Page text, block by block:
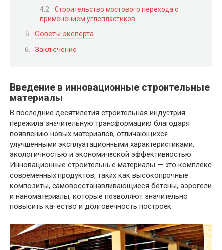
Строительство мостового перехода с
применением углепластиков
Советы эксперта
Заключение
Введение в инновационные строительные
материалы
В последние десятилетия строительная индустрия
пережила значительную трансформацию благодаря
появлению новых материалов, отличающихся
улучшенными эксплуатационными характеристиками,
экологичностью и экономической эффективностью.
Инновационные строительные материалы — это комплекс
современных продуктов, таких как высокопрочные
композиты, самовосстанавливающиеся бетоны, аэрогели
и наноматериалы, которые позволяют значительно
повысить качество и долговечность построек.